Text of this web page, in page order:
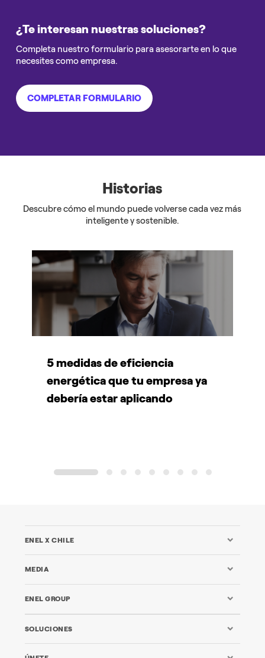
¿Te interesan nuestras soluciones?
Completa nuestro formulario para asesorarte en lo que
necesites como empresa.
COMPLETAR FORMULARIO
Historias
Descubre cómo el mundo puede volverse cada vez más
inteligente y sostenible.
5 medidas de eficiencia
energética que tu empresa ya
debería estar aplicando
1 2 3 4 5 6 7 8 9
ENEL X CHILE
MEDIA
ENEL GROUP
SOLUCIONES